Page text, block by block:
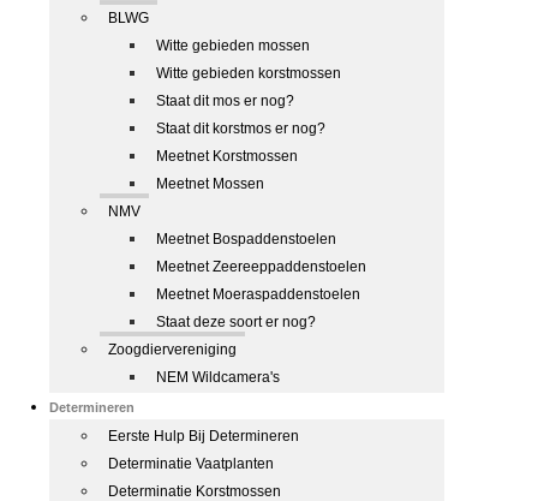
BLWG
Witte gebieden mossen
Witte gebieden korstmossen
Staat dit mos er nog?
Staat dit korstmos er nog?
Meetnet Korstmossen
Meetnet Mossen
NMV
Meetnet Bospaddenstoelen
Meetnet Zeereeppaddenstoelen
Meetnet Moeraspaddenstoelen
Staat deze soort er nog?
Zoogdiervereniging
NEM Wildcamera's
Determineren
Eerste Hulp Bij Determineren
Determinatie Vaatplanten
Determinatie Korstmossen